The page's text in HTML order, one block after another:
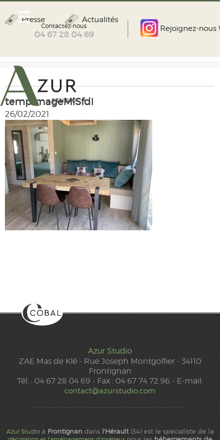
Rejoignez-nous !
Contactez-nous
04 67 28 04 69
Presse Actualités
tempImageMlSfdi
26/02/2021
Azur Studio
ZAE Mas de Klé - Rue Joseph Montgolfier - 34110
Frontignan
Tél. : 04 67 28 04 69 - Fax : 04 67 74 72 96 - E-mail:
contact@azurstudio.com
Azur Studioà Frontignan dans l'Hérault(34) est le spécialiste de la